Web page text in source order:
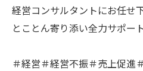
経営コンサルタントにお任せ
とことん寄り添い全力サポー
＃経営＃経営不振＃売上促進